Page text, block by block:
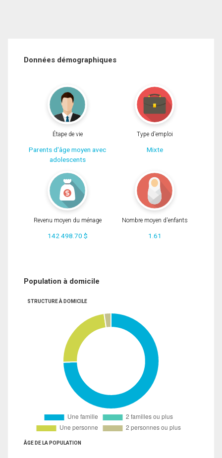
Données démographiques
Étape de vie
Parents d'âge moyen avec
adolescents
Type d'emploi
Mixte
Revenu moyen du ménage
142 498.70 $
Nombre moyen d'enfants
1.61
Population à domicile
STRUCTURE À DOMICILE
ÂGE DE LA POPULATION